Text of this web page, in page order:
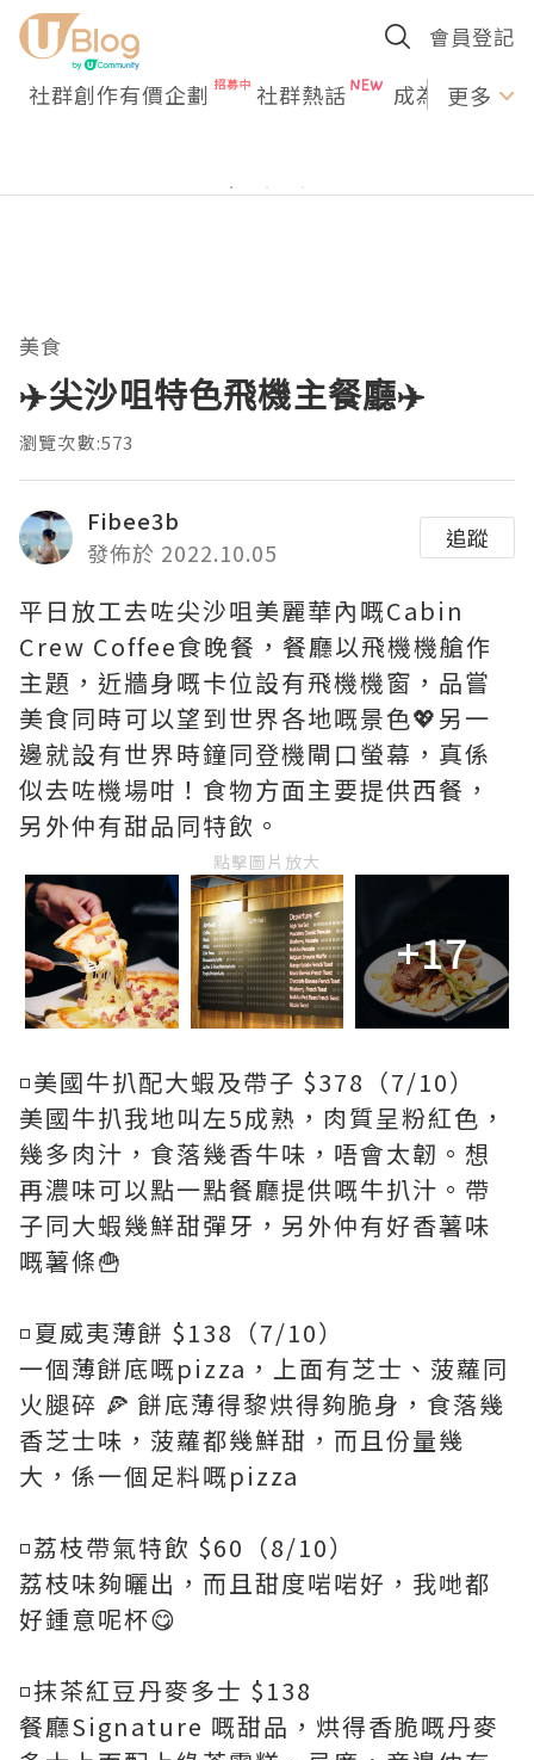
會員登記
社群創作有價企劃 社群熱話 成為U更多
美食
✈️尖沙咀特色飛機主餐廳✈️
瀏覽次數:573
Fibee3b
發佈於 2022.10.05
追蹤
平日放工去咗尖沙咀美麗華內嘅Cabin
Crew Coffee食晚餐，餐廳以飛機機艙作
主題，近牆身嘅卡位設有飛機機窗，品嘗
美食同時可以望到世界各地嘅景色💖另一
邊就設有世界時鐘同登機閘口螢幕，真係
似去咗機場咁！食物方面主要提供西餐，
另外仲有甜品同特飲。
點擊圖片放大
+17
◽️美國牛扒配大蝦及帶子 $378（7/10）
美國牛扒我地叫左5成熟，肉質呈粉紅色，
幾多肉汁，食落幾香牛味，唔會太韌。想
再濃味可以點一點餐廳提供嘅牛扒汁。帶
子同大蝦幾鮮甜彈牙，另外仲有好香薯味
嘅薯條🍟
◽️夏威夷薄餅 $138（7/10）
一個薄餅底嘅pizza，上面有芝士、菠蘿同
火腿碎 🍕 餅底薄得黎烘得夠脆身，食落幾
香芝士味，菠蘿都幾鮮甜，而且份量幾
大，係一個足料嘅pizza
◽️荔枝帶氣特飲 $60（8/10）
荔枝味夠曬出，而且甜度啱啱好，我哋都
好鍾意呢杯😋
◽️抹茶紅豆丹麥多士 $138
餐廳Signature 嘅甜品，烘得香脆嘅丹麥